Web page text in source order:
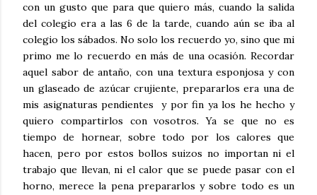
con un gusto que para que quiero más, cuando la salida
del colegio era a las 6 de la tarde, cuando aún se iba al
colegio los sábados. No solo los recuerdo yo, sino que mi
primo me lo recuerdo en más de una ocasión. Recordar
aquel sabor de antaño, con una textura esponjosa y con
un glaseado de azúcar crujiente, prepararlos era una de
mis asignaturas pendientes y por fin ya los he hecho y
quiero compartirlos con vosotros. Ya se que no es
tiempo de hornear, sobre todo por los calores que
hacen, pero por estos bollos suizos no importan ni el
trabajo que llevan, ni el calor que se puede pasar con el
horno, merece la pena prepararlos y sobre todo es un